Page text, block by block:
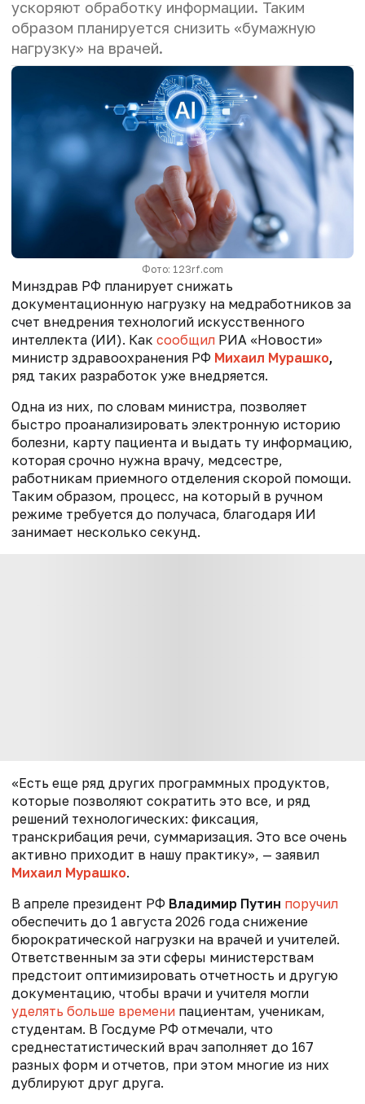
ускоряют обработку информации. Таким
образом планируется снизить «бумажную
нагрузку» на врачей.
Фото: 123rf.com
Минздрав РФ планирует снижать
документационную нагрузку на медработников за
счет внедрения технологий искусственного
интеллекта (ИИ). Как сообщил РИА «Новости»
министр здравоохранения РФ Михаил Мурашко,
ряд таких разработок уже внедряется.
Одна из них, по словам министра, позволяет
быстро проанализировать электронную историю
болезни, карту пациента и выдать ту информацию,
которая срочно нужна врачу, медсестре,
работникам приемного отделения скорой помощи.
Таким образом, процесс, на который в ручном
режиме требуется до получаса, благодаря ИИ
занимает несколько секунд.
«Есть еще ряд других программных продуктов,
которые позволяют сократить это все, и ряд
решений технологических: фиксация,
транскрибация речи, суммаризация. Это все очень
активно приходит в нашу практику», — заявил
Михаил Мурашко.
В апреле президент РФ Владимир Путин поручил
обеспечить до 1 августа 2026 года снижение
бюрократической нагрузки на врачей и учителей.
Ответственным за эти сферы министерствам
предстоит оптимизировать отчетность и другую
документацию, чтобы врачи и учителя могли
уделять больше времени пациентам, ученикам,
студентам. В Госдуме РФ отмечали, что
среднестатистический врач заполняет до 167
разных форм и отчетов, при этом многие из них
дублируют друг друга.